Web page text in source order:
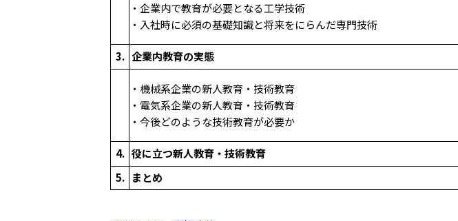
・企業内で教育が必要となる工学技術
・入社時に必須の基礎知識と将来をにらんだ専門技術
3. 企業内教育の実態
・機械系企業の新人教育・技術教育
・電気系企業の新人教育・技術教育
・今後どのような技術教育が必要か
4. 役に立つ新人教育・技術教育
5. まとめ